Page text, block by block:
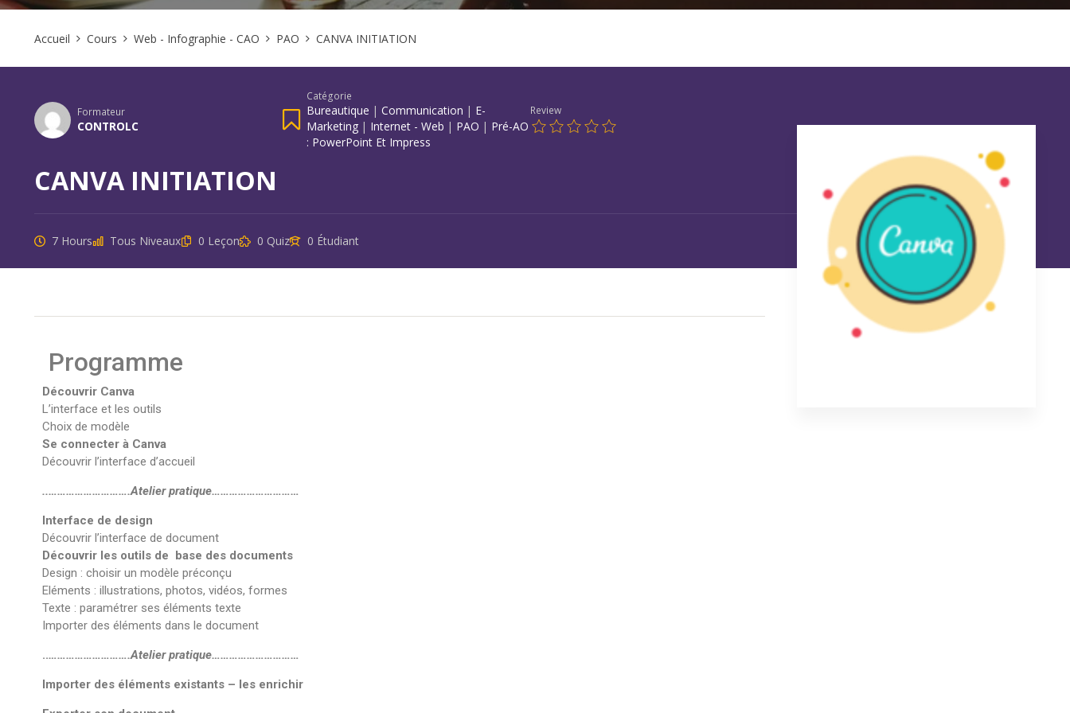
Accueil Cours Web - Infographie - CAO PAO CANVA INITIATION
Formateur
CONTROLC
Catégorie
Bureautique | Communication | E-
Marketing | Internet - Web | PAO | Pré-AO
: PowerPoint Et Impress
Review
CANVA INITIATION
7 Hours Tous Niveaux 0 Leçon 0 Quiz 0 Étudiant
Programme
Découvrir Canva
L’interface et les outils
Choix de modèle
Se connecter à Canva
Découvrir l’interface d’accueil
..……………………….Atelier pratique…………………………
Interface de design
Découvrir l’interface de document
Découvrir les outils de base des documents
Design : choisir un modèle préconçu
Eléments : illustrations, photos, vidéos, formes
Texte : paramétrer ses éléments texte
Importer des éléments dans le document
..……………………….Atelier pratique…………………………
Importer des éléments existants – les enrichir